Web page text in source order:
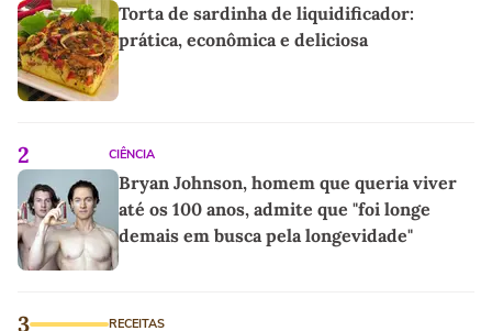
Torta de sardinha de liquidificador:
prática, econômica e deliciosa
2 CIÊNCIA
Bryan Johnson, homem que queria viver
até os 100 anos, admite que "foi longe
demais em busca pela longevidade"
3 RECEITAS